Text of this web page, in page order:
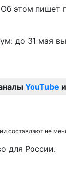
этом пишет
до 31 мая
YouTube и
составляют не
для России.